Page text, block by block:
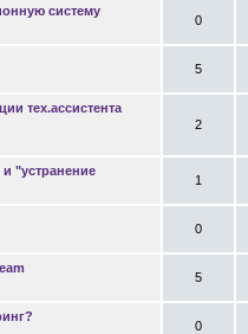
систему
0
5
тех.ассистента
2
"устранение
1
0
5
0